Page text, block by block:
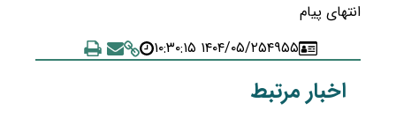
انتهای پیام
۴۹۵۵۱۴۰۴/۰۵/۲۵ ۱۰:۳۰:۱۵
اخبار مرتبط